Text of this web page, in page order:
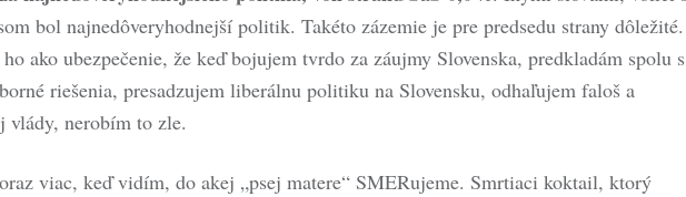
bol najnedôveryhodnejší politik. Takéto zázemie je pre predsedu strany dôležité.
ako ubezpečenie, že keď bojujem tvrdo za záujmy Slovenska, predkladám spolu s
riešenia, presadzujem liberálnu politiku na Slovensku, odhaľujem faloš a
vlády, nerobím to zle.
viac, keď vidím, do akej „psej matere“ SMERujeme. Smrtiaci koktail, ktorý